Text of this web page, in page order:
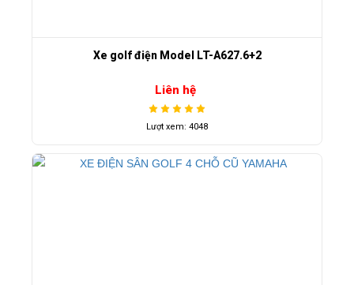
Xe golf điện Model LT-A627.6+2
Liên hệ
Lượt xem: 4048